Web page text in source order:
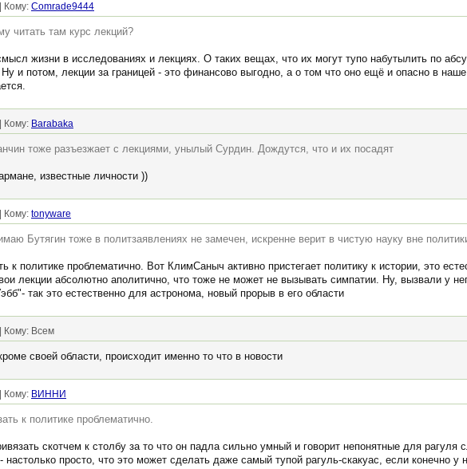
Кому: Comrade9444
читать там курс лекций?
жизни в исследованиях и лекциях. О таких вещах, что их могут тупо набутылить по
и потом, лекции за границей - это финансово выгодно, а о том что оно ещё и опасно в
Кому: Barabaka
тоже разъезжает с лекциями, унылый Сурдин. Дождутся, что и их посадят
известные личности ))
Кому: tonyware
Бутягин тоже в политзаявлениях не замечен, искренне верит в чистую науку вне
к политике проблематично. Вот КлимСаныч активно пристегает политику к истории, это
лекции абсолютно аполитично, что тоже не может не вызывать симпатии. Ну, вызвали у
так это естественно для астронома, новый прорыв в его области
Кому: Всем
своей области, происходит именно то что в новости
Кому: ВИННИ
к политике проблематично.
скотчем к столбу за то что он падла сильно умный и говорит непонятные для
настолько просто, что это может сделать даже самый тупой рагуль-скакуас, если конечно у